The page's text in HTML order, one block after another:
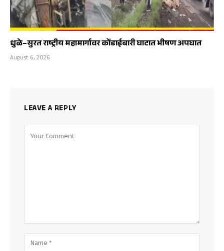
धुळे–सुरत राष्ट्रीय महामार्गावर कोंडाईबारी घाटात भीषण अपघात
August 6, 2026
LEAVE A REPLY